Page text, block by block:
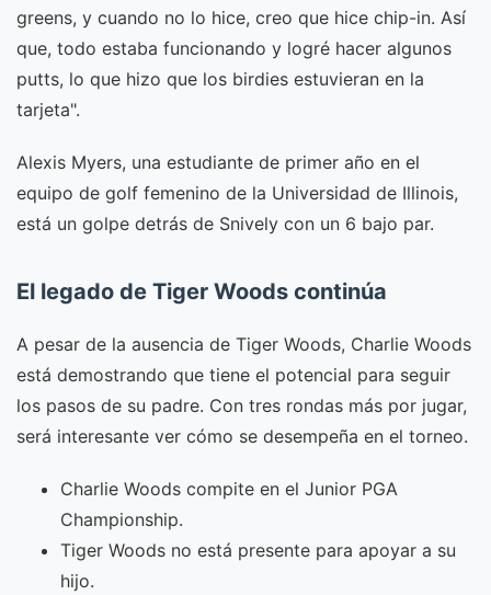
greens, y cuando no lo hice, creo que hice chip-in. Así
que, todo estaba funcionando y logré hacer algunos
putts, lo que hizo que los birdies estuvieran en la
tarjeta".
Alexis Myers, una estudiante de primer año en el
equipo de golf femenino de la Universidad de Illinois,
está un golpe detrás de Snively con un 6 bajo par.
El legado de Tiger Woods continúa
A pesar de la ausencia de Tiger Woods, Charlie Woods
está demostrando que tiene el potencial para seguir
los pasos de su padre. Con tres rondas más por jugar,
será interesante ver cómo se desempeña en el torneo.
Charlie Woods compite en el Junior PGA
Championship.
Tiger Woods no está presente para apoyar a su
hijo.